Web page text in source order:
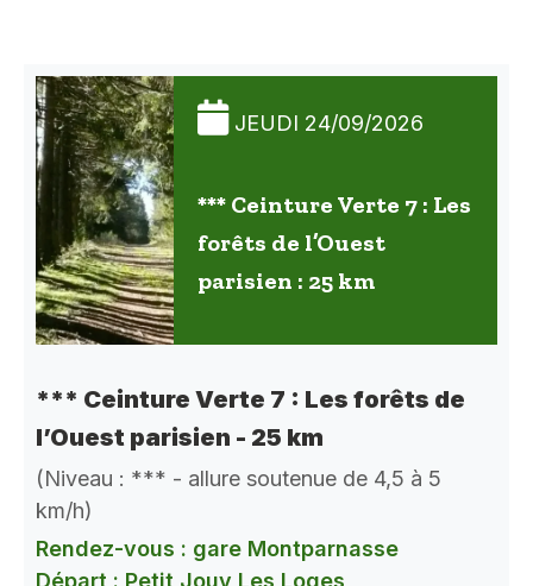
JEUDI 24/09/2026
*** Ceinture Verte 7 : Les
forêts de l’Ouest
parisien : 25 km
*** Ceinture Verte 7 : Les forêts de
l’Ouest parisien - 25 km
(Niveau : *** - allure soutenue de 4,5 à 5
km/h)
Rendez-vous : gare Montparnasse
Départ : Petit Jouy Les Loges